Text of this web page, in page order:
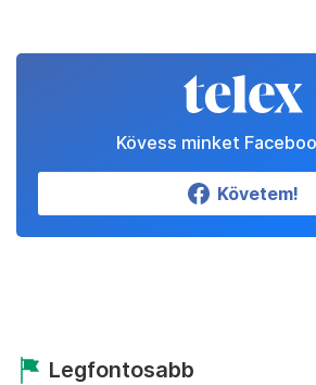
Kövess minket
Követem!
Legfontosabb